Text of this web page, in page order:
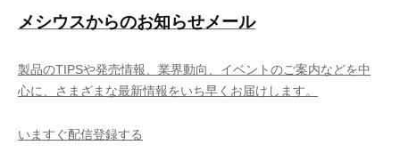
メシウスからのお知らせメール
製品のTIPSや発売情報、業界動向、イベントのご案内などを中
心に、さまざまな最新情報をいち早くお届けします。
いますぐ配信登録する